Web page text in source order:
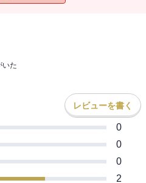
いた
レビューを書く
0
0
0
2